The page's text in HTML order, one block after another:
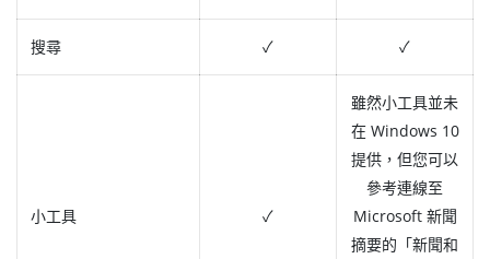
搜尋 ✓ ✓
小工具 ✓
雖然小工具並未
在 Windows 10
提供，但您可以
參考連線至
Microsoft 新聞
摘要的「新聞和